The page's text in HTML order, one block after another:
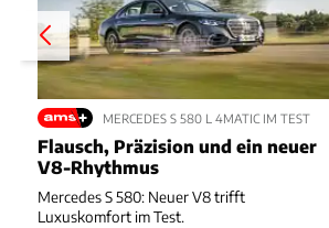
MERCEDES S 580 L 4MATIC IM TEST
Flausch, Präzision und ein neuer
V8-Rhythmus
Mercedes S 580: Neuer V8 trifft
Luxuskomfort im Test.